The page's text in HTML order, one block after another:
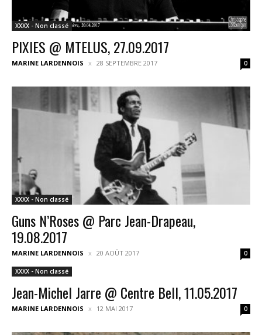
XXXX - Non classé
PIXIES @ MTELUS, 27.09.2017
MARINE LARDENNOIS 28 SEPTEMBRE 2017 0
XXXX - Non classé
Guns N’Roses @ Parc Jean-Drapeau,
19.08.2017
MARINE LARDENNOIS 20 AOÛT 2017 0
XXXX - Non classé
Jean-Michel Jarre @ Centre Bell, 11.05.2017
MARINE LARDENNOIS 12 MAI 2017 0